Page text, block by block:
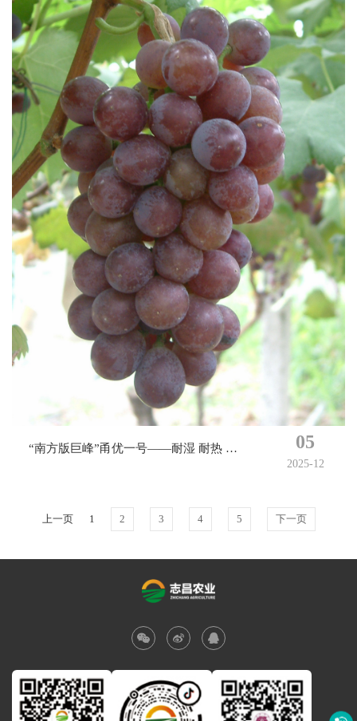
“南方版巨峰”甬优一号——耐湿 耐热 耐
05
2025-12
上一页 1 2 3 4 5 下一页